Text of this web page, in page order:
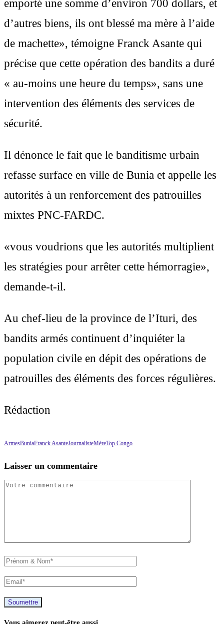
emporté une somme d’environ 700 dollars, et
d’autres biens, ils ont blessé ma mère à l’aide
de machette», témoigne Franck Asante qui
précise que cette opération des bandits a duré
« au-moins une heure du temps», sans une
intervention des éléments des services de
sécurité.
Il dénonce le fait que le banditisme urbain
refasse surface en ville de Bunia et appelle les
autorités à un renforcement des patrouilles
mixtes PNC-FARDC.
«vous voudrions que les autorités multiplient
les stratégies pour arrêter cette hémorragie»,
demande-t-il.
Au chef-lieu de la province de l’Ituri, des
bandits armés continuent d’inquiéter la
population civile en dépit des opérations de
patrouilles des éléments des forces régulières.
Rédaction
ArmesBuniaFranck AsanteJournalisteMèreTop Congo
Laisser un commentaire